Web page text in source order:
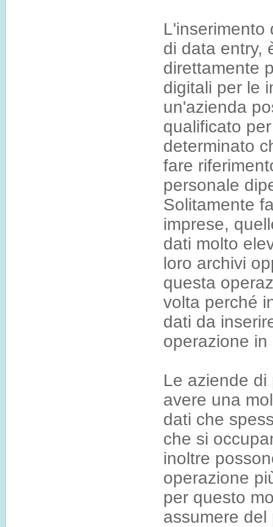
L'inserimento
di data entry,
direttamente
digitali per le
un'azienda
qualificato
determinato
fare
personale
Solitamente
imprese,
dati molto
loro archivi
questa
volta perché
dati da
operazione
Le aziende
avere una
dati che
che si
inoltre
operazione
per questo
assumere del